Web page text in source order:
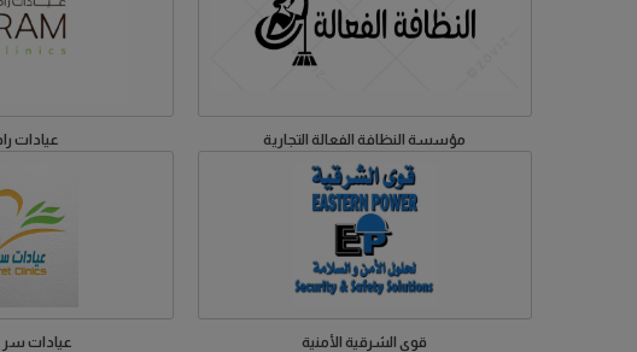
مؤسسة النظافة الفعالة التجارية عيادات
قوى الشرقية الأمنية عيادات سر